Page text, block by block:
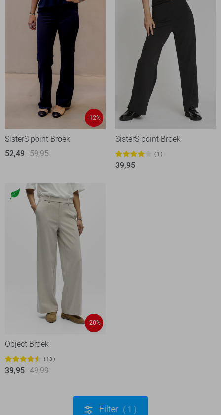
-12%
SisterS point Broek
52,49 59,95
SisterS point Broek
1
39,95
-20%
Object Broek
13
39,95 49,99
Filter 1